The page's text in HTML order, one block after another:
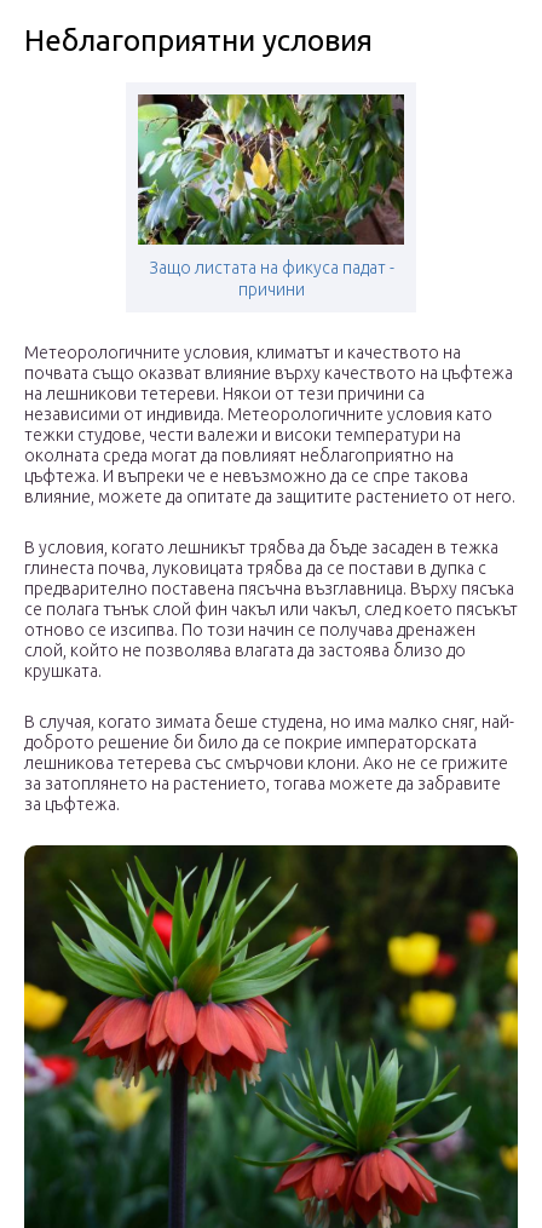
Неблагоприятни условия
Защо листата на фикуса падат -
причини
Метеорологичните условия, климатът и качеството на
почвата също оказват влияние върху качеството на цъфтежа
на лешникови тетереви. Някои от тези причини са
независими от индивида. Метеорологичните условия като
тежки студове, чести валежи и високи температури на
околната среда могат да повлияят неблагоприятно на
цъфтежа. И въпреки че е невъзможно да се спре такова
влияние, можете да опитате да защитите растението от него.
В условия, когато лешникът трябва да бъде засаден в тежка
глинеста почва, луковицата трябва да се постави в дупка с
предварително поставена пясъчна възглавница. Върху пясъка
се полага тънък слой фин чакъл или чакъл, след което пясъкът
отново се изсипва. По този начин се получава дренажен
слой, който не позволява влагата да застоява близо до
крушката.
В случая, когато зимата беше студена, но има малко сняг, най-
доброто решение би било да се покрие императорската
лешникова тетерева със смърчови клони. Ако не се грижите
за затоплянето на растението, тогава можете да забравите
за цъфтежа.